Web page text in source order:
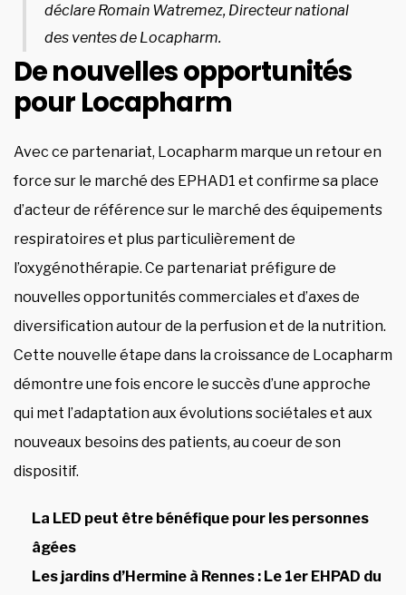
déclare Romain Watremez, Directeur national
des ventes de Locapharm.
De nouvelles opportunités
pour Locapharm
Avec ce partenariat, Locapharm marque un retour en
force sur le marché des EPHAD1 et confirme sa place
d’acteur de référence sur le marché des équipements
respiratoires et plus particulièrement de
l’oxygénothérapie. Ce partenariat préfigure de
nouvelles opportunités commerciales et d’axes de
diversification autour de la perfusion et de la nutrition.
Cette nouvelle étape dans la croissance de Locapharm
démontre une fois encore le succès d’une approche
qui met l’adaptation aux évolutions sociétales et aux
nouveaux besoins des patients, au coeur de son
dispositif.
La LED peut être bénéfique pour les personnes
âgées
Les jardins d’Hermine à Rennes : Le 1er EHPAD du